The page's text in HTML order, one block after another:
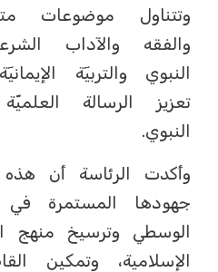
وتتناول موضوعات
والفقه والآداب
النبوي والتربيٓة
تعزيز الرسالة
النبوي.
وأكدت الرئاسة أن
جهودها المستمرة
الوسطي وترسيخ منهج
الإسلامية، وتمكين